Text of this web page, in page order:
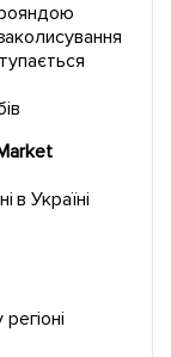
в Україні